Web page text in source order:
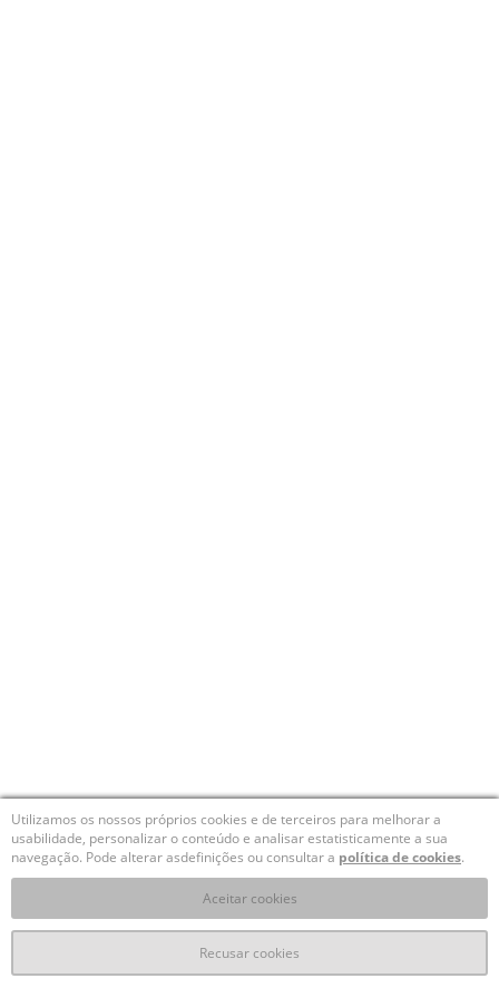
Utilizamos os nossos próprios cookies e de terceiros para melhorar a
usabilidade, personalizar o conteúdo e analisar estatisticamente a sua
navegação. Pode alterar asdefinições ou consultar a política de cookies.
Aceitar cookies
Recusar cookies